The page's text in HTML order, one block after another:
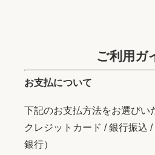
ご利用ガ
お支払について
下記のお支払方法をお選びい
クレジットカード / 銀行振込 /
銀行）